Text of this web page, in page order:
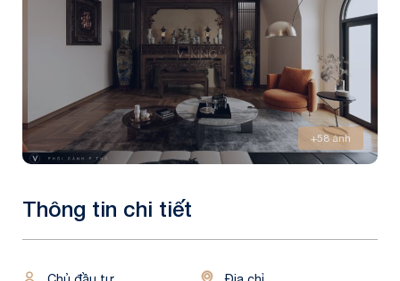
+58 ảnh
Thông tin chi tiết